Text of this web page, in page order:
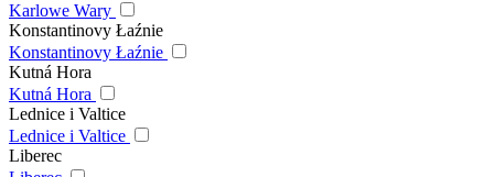
Karlowe Wary
Konstantinovy Łaźnie
Konstantinovy Łaźnie
Kutná Hora
Kutná Hora
Lednice i Valtice
Lednice i Valtice
Liberec